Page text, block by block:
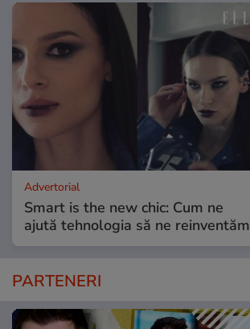
Advertorial
Smart is the new chic: Cum ne
ajută tehnologia să ne reinventăm
PARTENERI